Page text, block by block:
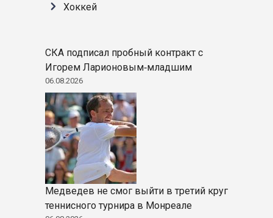
Хоккей
СКА подписал пробный контракт с
Игорем Ларионовым‑младшим
06.08.2026
Медведев не смог выйти в третий круг
теннисного турнира в Монреале